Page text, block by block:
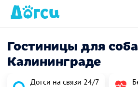
Гостиницы для
Калининграде
Догси на связи 24/7